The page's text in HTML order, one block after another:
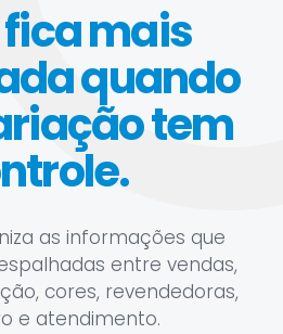
mais
quando
tem
as informações que
entre vendas,
cores, revendedoras,
e atendimento.